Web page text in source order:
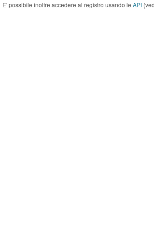
E' possibile inoltre accedere al registro usando le API